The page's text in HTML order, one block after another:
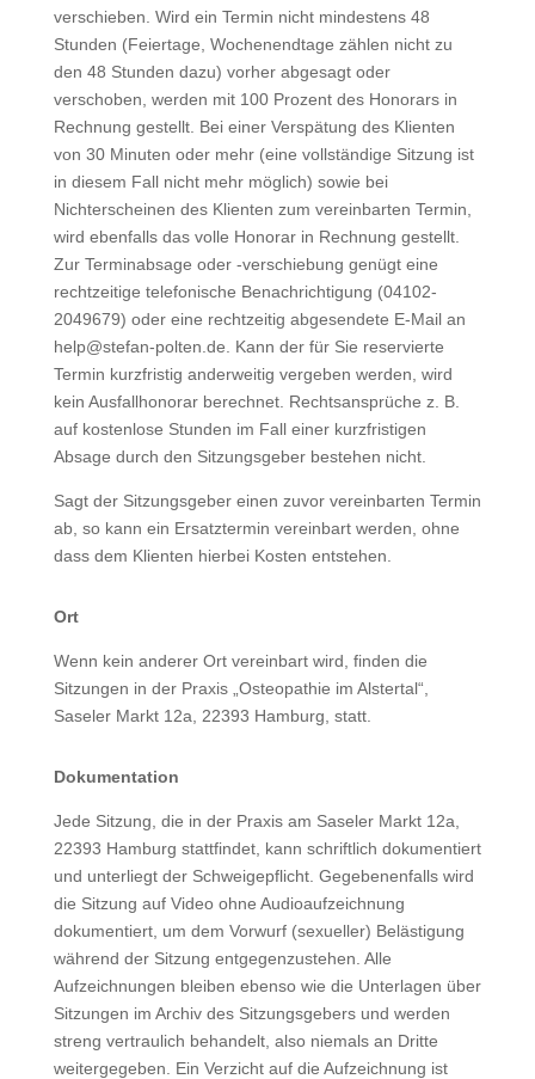
verschieben. Wird ein Termin nicht mindestens 48
Stunden (Feiertage, Wochenendtage zählen nicht zu
den 48 Stunden dazu) vorher abgesagt oder
verschoben, werden mit 100 Prozent des Honorars in
Rechnung gestellt. Bei einer Verspätung des Klienten
von 30 Minuten oder mehr (eine vollständige Sitzung ist
in diesem Fall nicht mehr möglich) sowie bei
Nichterscheinen des Klienten zum vereinbarten Termin,
wird ebenfalls das volle Honorar in Rechnung gestellt.
Zur Terminabsage oder -verschiebung genügt eine
rechtzeitige telefonische Benachrichtigung (04102-
2049679) oder eine rechtzeitig abgesendete E-Mail an
help@stefan-polten.de. Kann der für Sie reservierte
Termin kurzfristig anderweitig vergeben werden, wird
kein Ausfallhonorar berechnet. Rechtsansprüche z. B.
auf kostenlose Stunden im Fall einer kurzfristigen
Absage durch den Sitzungsgeber bestehen nicht.
Sagt der Sitzungsgeber einen zuvor vereinbarten Termin
ab, so kann ein Ersatztermin vereinbart werden, ohne
dass dem Klienten hierbei Kosten entstehen.
Ort
Wenn kein anderer Ort vereinbart wird, finden die
Sitzungen in der Praxis „Osteopathie im Alstertal“,
Saseler Markt 12a, 22393 Hamburg, statt.
Dokumentation
Jede Sitzung, die in der Praxis am Saseler Markt 12a,
22393 Hamburg stattfindet, kann schriftlich dokumentiert
und unterliegt der Schweigepflicht. Gegebenenfalls wird
die Sitzung auf Video ohne Audioaufzeichnung
dokumentiert, um dem Vorwurf (sexueller) Belästigung
während der Sitzung entgegenzustehen. Alle
Aufzeichnungen bleiben ebenso wie die Unterlagen über
Sitzungen im Archiv des Sitzungsgebers und werden
streng vertraulich behandelt, also niemals an Dritte
weitergegeben. Ein Verzicht auf die Aufzeichnung ist